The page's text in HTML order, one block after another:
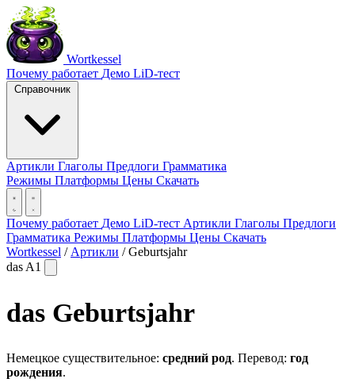
Wortkessel
Почему работает Демо LiD-тест
Справочник
Артикли Глаголы Предлоги Грамматика
Режимы Платформы Цены Скачать
Почему работает Демо LiD-тест Артикли Глаголы Предлоги
Грамматика Режимы Платформы Цены Скачать
Wortkessel / Артикли / Geburtsjahr
das A1
das Geburtsjahr
Немецкое существительное: средний род. Перевод: год
рождения.